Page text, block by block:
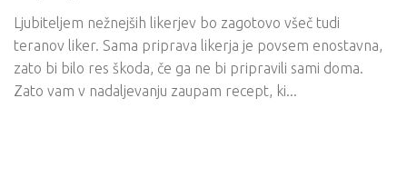
Ljubiteljem nežnejših likerjev bo zagotovo všeč tudi
teranov liker. Sama priprava likerja je povsem enostavna,
zato bi bilo res škoda, če ga ne bi pripravili sami doma.
Zato vam v nadaljevanju zaupam recept, ki...